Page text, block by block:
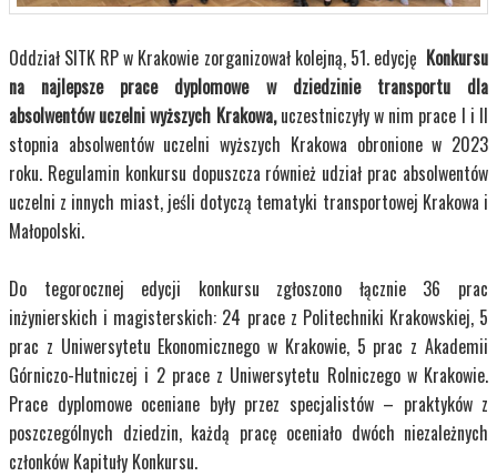
Oddział SITK RP w Krakowie zorganizował kolejną, 51. edycję Konkursu
na najlepsze prace dyplomowe w dziedzinie transportu dla
absolwentów uczelni wyższych Krakowa,uczestniczyły w nim prace I i II
stopnia absolwentów uczelni wyższych Krakowa obronione w 2023
roku. Regulamin konkursu dopuszcza również udział prac absolwentów
uczelni z innych miast, jeśli dotyczą tematyki transportowej Krakowa i
Małopolski.
Do tegorocznej edycji konkursu zgłoszono łącznie 36 prac
inżynierskich i magisterskich: 24 prace z Politechniki Krakowskiej, 5
prac z Uniwersytetu Ekonomicznego w Krakowie, 5 prac z Akademii
Górniczo-Hutniczej i 2 prace z Uniwersytetu Rolniczego w Krakowie.
Prace dyplomowe oceniane były przez specjalistów – praktyków z
poszczególnych dziedzin, każdą pracę oceniało dwóch niezależnych
członków Kapituły Konkursu.